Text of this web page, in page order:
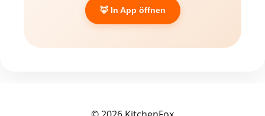
🦊 In App öffnen